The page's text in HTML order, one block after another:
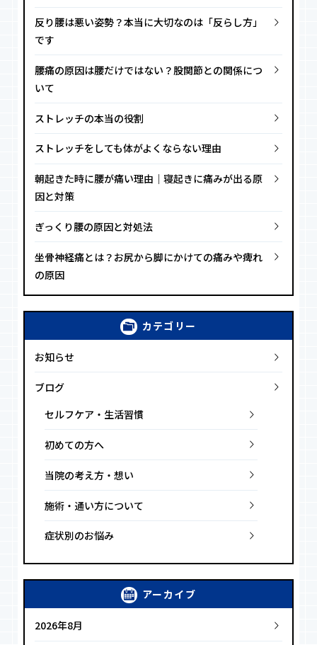
反り腰は悪い姿勢？本当に大切なのは「反らし方」
です
腰痛の原因は腰だけではない？股関節との関係につ
いて
ストレッチの本当の役割
ストレッチをしても体がよくならない理由
朝起きた時に腰が痛い理由｜寝起きに痛みが出る原
因と対策
ぎっくり腰の原因と対処法
坐骨神経痛とは？お尻から脚にかけての痛みや痺れ
の原因
カテゴリー
お知らせ
ブログ
セルフケア・生活習慣
初めての方へ
当院の考え方・想い
施術・通い方について
症状別のお悩み
アーカイブ
2026年8月